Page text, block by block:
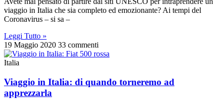
viaggio in Italia che sia completo ed emozionante? Ai tempi del
Coronavirus – si sa –
Leggi Tutto »
19 Maggio 2020 33 commenti
Italia
Viaggio in Italia: di quando torneremo ad
apprezzarla